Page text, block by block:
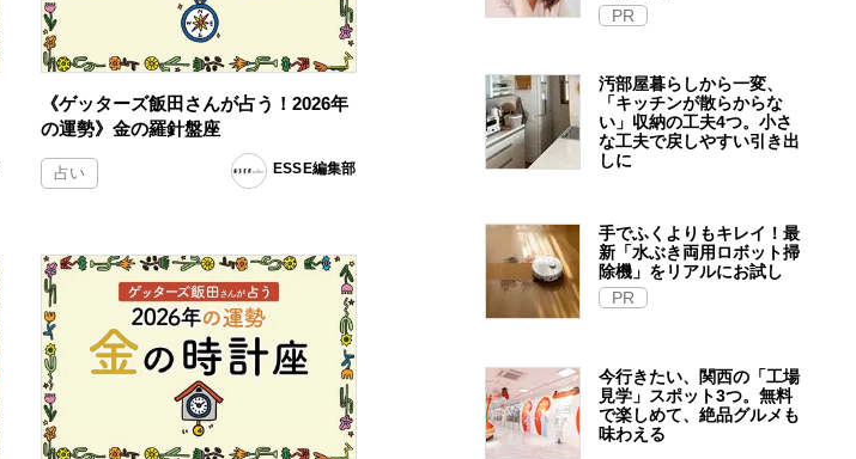
《ゲッターズ飯田さんが占う！2026年
の運勢》金の羅針盤座
占い ESSE編集部
PR
汚部屋暮らしから一変、
「キッチンが散らからな
い」収納の工夫4つ。小さ
な工夫で戻しやすい引き出
しに
手でふくよりもキレイ！最
新「水ぶき両用ロボット掃
除機」をリアルにお試し
PR
今行きたい、関西の「工場
見学」スポット3つ。無料
で楽しめて、絶品グルメも
味わえる